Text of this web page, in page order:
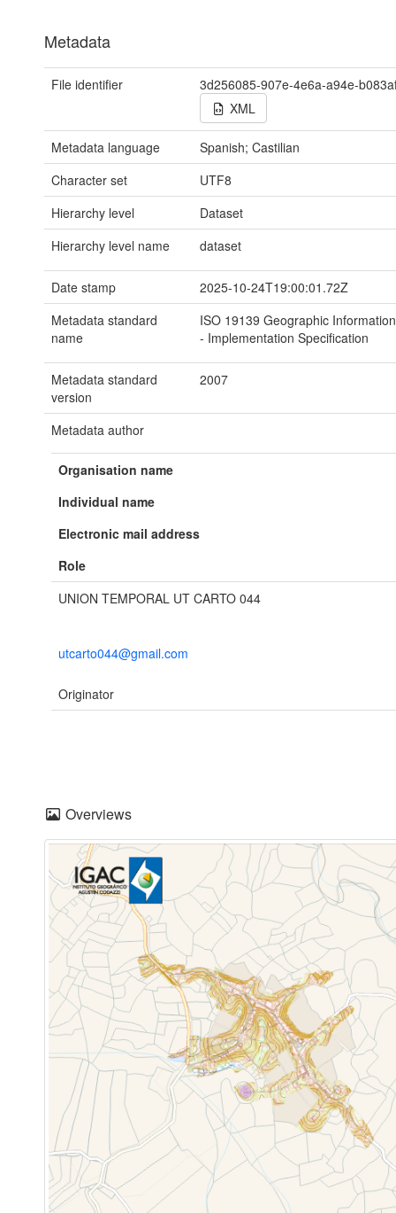
Metadata
File identifier
3d256085-907e-4e6a-a94e-
XML
Metadata language
Spanish; Castilian
Character set
UTF8
Hierarchy level
Dataset
Hierarchy level name
dataset
Date stamp
2025-10-24T19:00:01.72Z
Metadata standard
name
ISO 19139 Geographic
- Implementation Specification
Metadata standard
version
2007
Metadata author
Organisation name
Individual name
Electronic mail address
Role
UNION TEMPORAL UT CARTO 044
utcarto044@gmail.com
Originator
Overviews